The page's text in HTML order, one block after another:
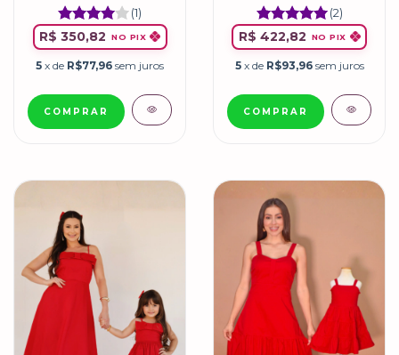
(1)
R$ 350,82 NO PIX
5 x de R$77,96 sem juros
COMPRAR
(2)
R$ 422,82 NO PIX
5 x de R$93,96 sem juros
COMPRAR